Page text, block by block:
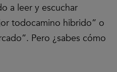
a leer y escuchar
todocamino hibrido” o
Pero ¿sabes cómo